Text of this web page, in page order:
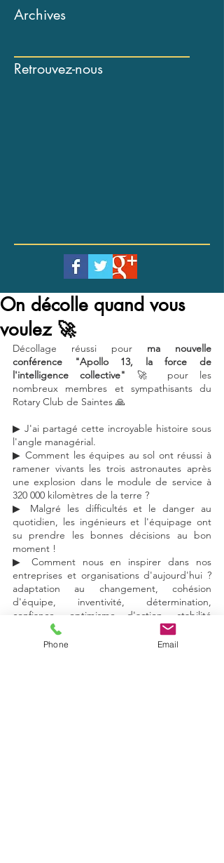
Retrouvez-nous
Archives
On décolle quand vous
voulez 🚀
Décollage réussi pour ma nouvelle
conférence "Apollo 13, la force de
l'intelligence collective" 🚀 pour les
nombreux membres et sympathisants du
Rotary Club de Saintes 🙏
▶ J'ai partagé cette incroyable histoire sous
l'angle managérial.
▶ Comment les équipes au sol ont réussi à
ramener vivants les trois astronautes après
une explosion dans le module de service à
320 000 kilomètres de la terre ?
▶ Malgré les difficultés et le danger au
quotidien, les ingénieurs et l'équipage ont
su prendre les bonnes décisions au bon
moment !
▶ Comment nous en inspirer dans nos
entreprises et organisations d'aujourd'hui ?
adaptation au changement, cohésion
d'équipe, inventivité, détermination,
confiance, optimisme d'action, stabilité
émotionnelle...
Phone Email